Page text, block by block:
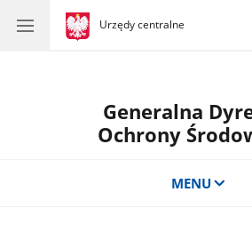
gov.pl
Urzędy centralne
gov.pl
Urzędy
Generalna
Ochrony
MENU